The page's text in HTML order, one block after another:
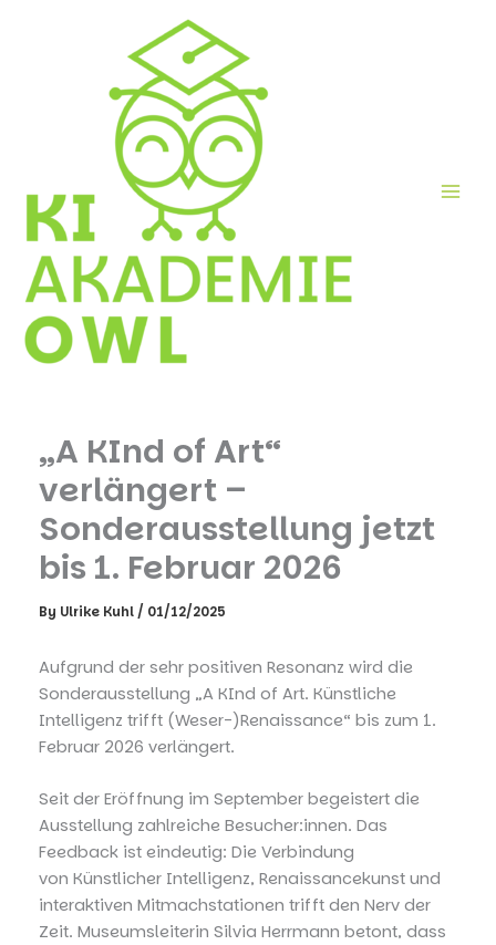
„A KInd of Art“
verlängert –
Sonderausstellung jetzt
bis 1. Februar 2026
By Ulrike Kuhl / 01/12/2025
Aufgrund der sehr positiven Resonanz wird die
Sonderausstellung „A KInd of Art. Künstliche
Intelligenz trifft (Weser-)Renaissance“ bis zum 1.
Februar 2026 verlängert.
Seit der Eröffnung im September begeistert die
Ausstellung zahlreiche Besucher:innen. Das
Feedback ist eindeutig: Die Verbindung
von Künstlicher Intelligenz, Renaissancekunst und
interaktiven Mitmachstationen trifft den Nerv der
Zeit. Museumsleiterin Silvia Herrmann betont, dass